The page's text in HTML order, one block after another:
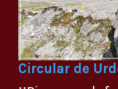
Circular de